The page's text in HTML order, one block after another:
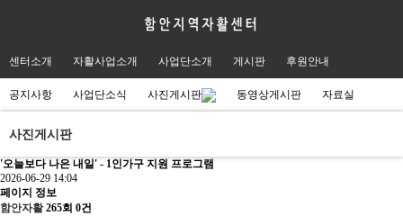
센터소개 자활사업소개 사업단소개 게시판 후원안내
공지사항 사업단소식 사진게시판 동영상게시판 자료실
사진게시판
'오늘보다 나은 내일' - 1인가구 지원 프로그램
2026-06-29 14:04
페이지 정보
함안자활 265회 0건